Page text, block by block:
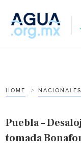
HOME NACIONALES
Puebla –
tomada